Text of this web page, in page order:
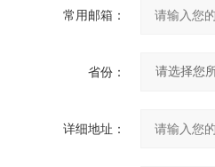
常用邮箱：
省份：
详细地址：